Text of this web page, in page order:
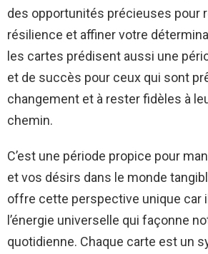
des opportunités précieuses pour
résilience et affiner votre
les cartes prédisent aussi une
et de succès pour ceux qui sont
changement et à rester fidèles à
chemin.
C’est une période propice pour
et vos désirs dans le monde
offre cette perspective unique car
l’énergie universelle qui façonne
quotidienne. Chaque carte est un